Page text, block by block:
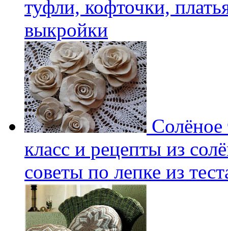
туфли, кофточки,
выкройки
Солёное
класс и рецепты из
советы по лепке из